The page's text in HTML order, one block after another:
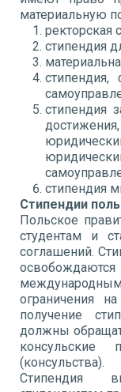
материальную
ректорская
стипендия
стипендия,
стипендия
стипендия
Стипендии
Польское
студентам и
соглашений.
ограничения
получение
должны
консульские
(консульства).
Стипендия